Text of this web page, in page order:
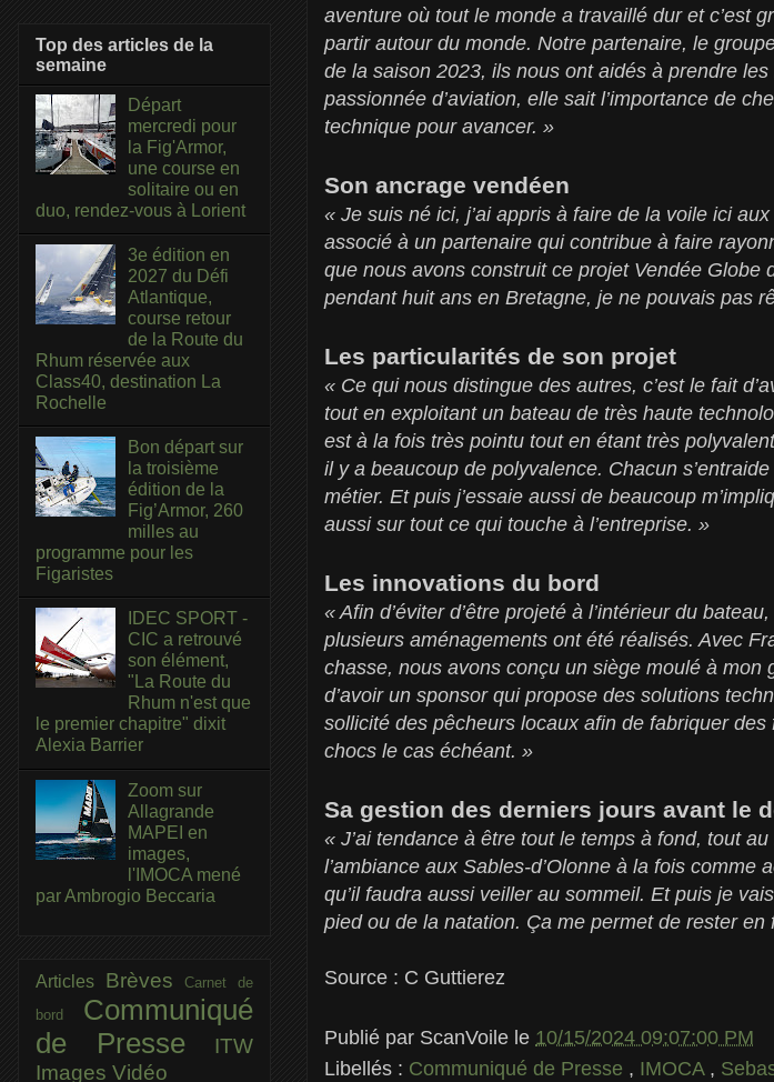
aventure où tout le monde a travaillé dur et c’est
partir autour du monde. Notre partenaire, le
de la saison 2023, ils nous ont aidés à prendre
passionnée d’aviation, elle sait l’importance de
technique pour avancer. »
Son ancrage vendéen
« Je suis né ici, j’ai appris à faire de la voile ici
associé à un partenaire qui contribue à faire
que nous avons construit ce projet Vendée Globe
pendant huit ans en Bretagne, je ne pouvais pas
Les particularités de son projet
« Ce qui nous distingue des autres, c’est le fait
tout en exploitant un bateau de très haute
est à la fois très pointu tout en étant très
il y a beaucoup de polyvalence. Chacun
métier. Et puis j’essaie aussi de beaucoup
aussi sur tout ce qui touche à l’entreprise. »
Les innovations du bord
« Afin d’éviter d’être projeté à l’intérieur du
plusieurs aménagements ont été réalisés. Avec
chasse, nous avons conçu un siège moulé à
d’avoir un sponsor qui propose des solutions
sollicité des pêcheurs locaux afin de fabriquer
chocs le cas échéant. »
Sa gestion des derniers jours avant le
« J’ai tendance à être tout le temps à fond, tout
l’ambiance aux Sables-d’Olonne à la fois
qu’il faudra aussi veiller au sommeil. Et puis je
pied ou de la natation. Ça me permet de rester en
Source : C Guttierez
Publié par ScanVoile le 10/15/2024 09:07:00 PM
Libellés : Communiqué de Presse , IMOCA ,
Top des articles de la
semaine
Départ
mercredi pour
la Fig'Armor,
une course en
solitaire ou en
duo, rendez-vous à Lorient
3e édition en
2027 du Défi
Atlantique,
course retour
de la Route du
Rhum réservée aux
Class40, destination La
Rochelle
Bon départ sur
la troisième
édition de la
Fig’Armor, 260
milles au
programme pour les
Figaristes
IDEC SPORT -
CIC a retrouvé
son élément,
"La Route du
Rhum n'est que
le premier chapitre" dixit
Alexia Barrier
Zoom sur
Allagrande
MAPEI en
images,
l'IMOCA mené
par Ambrogio Beccaria
Articles BrèvesCarnet de
bord Communiqué
de Presse
ITW
Images Vidéo